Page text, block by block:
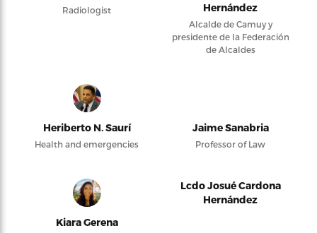
Radiologist
Hernández
Alcalde de Camuy y
presidente de la Federación
de Alcaldes
Heriberto N. Saurí
Health and emergencies
Jaime Sanabria
Professor of Law
Kiara Gerena
Lcdo Josué Cardona
Hernández